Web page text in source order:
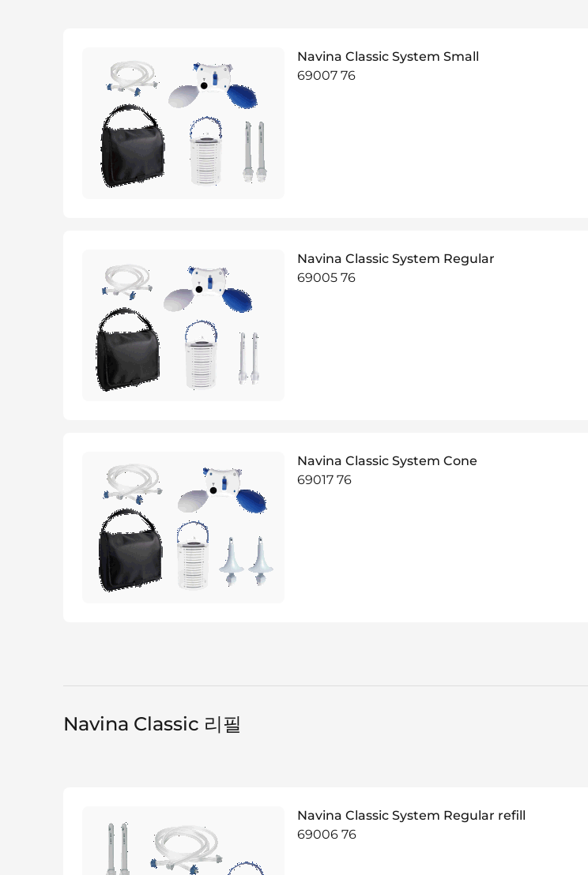
Navina Classic System Small
69007 76
Navina Classic System Regular
69005 76
Navina Classic System Cone
69017 76
Navina Classic 리필
Navina Classic System Regular refill
69006 76